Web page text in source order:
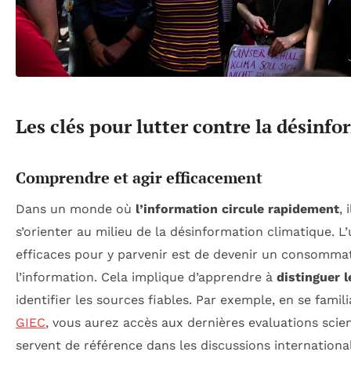
Les clés pour lutter contre la
Comprendre et agir efficacement
Dans un monde où l’information circule rapidement,
s’orienter au milieu de la désinformation climatique.
efficaces pour y parvenir est de devenir un
l’information. Cela implique d’apprendre à distinguer
identifier les sources fiables. Par exemple, en se
GIEC, vous aurez accès aux dernières evaluations
servent de référence dans les discussions